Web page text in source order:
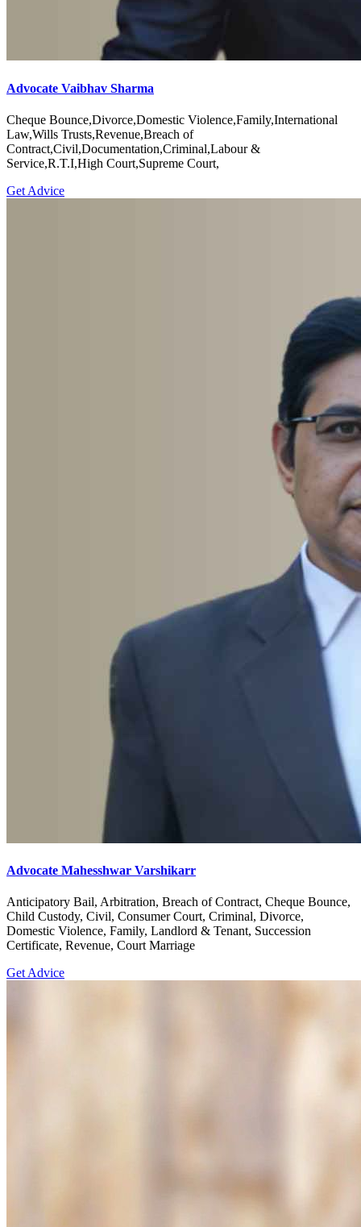
Advocate Vaibhav Sharma
Cheque Bounce,Divorce,Domestic Violence,Family,International
Law,Wills Trusts,Revenue,Breach of
Contract,Civil,Documentation,Criminal,Labour &
Service,R.T.I,High Court,Supreme Court,
Get Advice
Advocate Mahesshwar Varshikarr
Anticipatory Bail, Arbitration, Breach of Contract, Cheque Bounce,
Child Custody, Civil, Consumer Court, Criminal, Divorce,
Domestic Violence, Family, Landlord & Tenant, Succession
Certificate, Revenue, Court Marriage
Get Advice